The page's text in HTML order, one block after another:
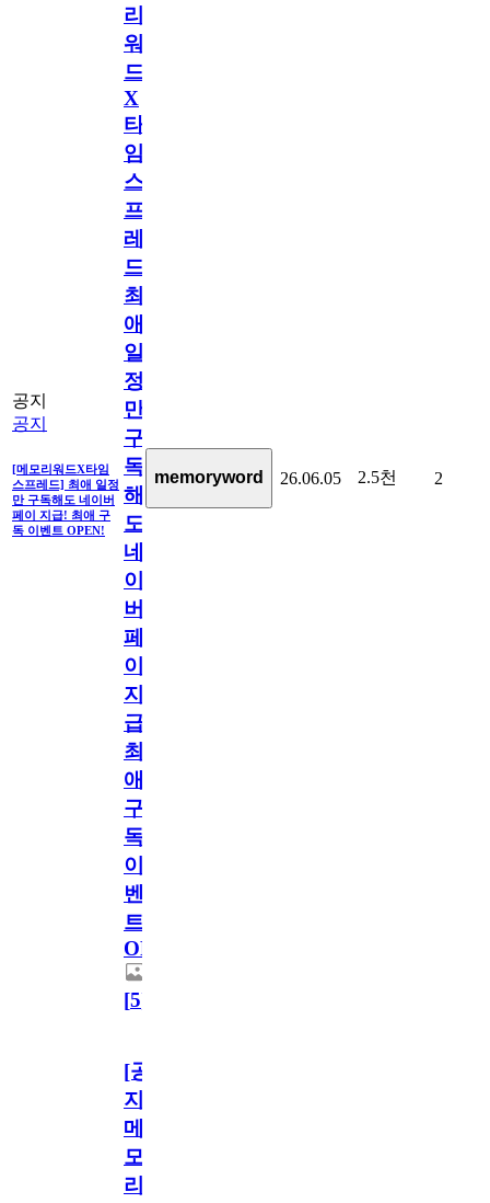
공지
공지
[메모리워드X타임
스프레드] 최애 일정
만 구독해도 네이버
페이 지급! 최애 구
독 이벤트 OPEN!
리
워
드
X
타
임
스
프
레
드]
최
애
일
정
만
구
독
해
도
네
이
버
페
이
지
급!
최
애
구
독
이
벤
트
OPEN!
[5]
memoryword 26.06.05 2.5천 2
[공
지]
메
모
리